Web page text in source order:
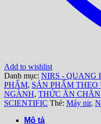
Add to wishlist
Danh mục: NIRS - QUANG
PHẨM, SẢN PHẨM THEO
NGÀNH, THỨC ĂN
SCIENTIFIC Thẻ: Máy nir,
Mô tả